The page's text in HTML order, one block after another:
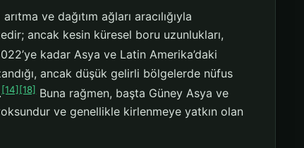
ve dağıtım ağları aracılığıyla
ancak kesin küresel boru uzunlukları,
kadar Asya ve Latin Amerika’daki
ancak düşük gelirli bölgelerde nüfus
[14][18]Buna rağmen, başta Güney Asya ve
ve genellikle kirlenmeye yatkın olan